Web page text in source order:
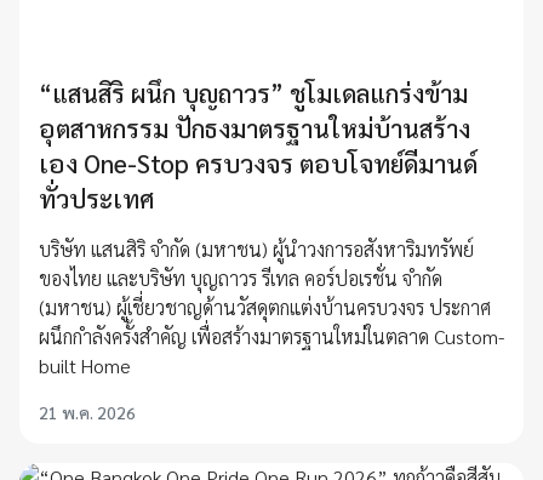
“แสนสิริ ผนึก บุญถาวร” ชูโมเดลแกร่งข้าม
อุตสาหกรรม ปักธงมาตรฐานใหม่บ้านสร้าง
เอง One-Stop ครบวงจร ตอบโจทย์ดีมานด์
ทั่วประเทศ
บริษัท แสนสิริ จำกัด (มหาชน) ผู้นำวงการอสังหาริมทรัพย์
ของไทย และบริษัท บุญถาวร รีเทล คอร์ปอเรชั่น จำกัด
(มหาชน) ผู้เชี่ยวชาญด้านวัสดุตกแต่งบ้านครบวงจร ประกาศ
ผนึกกำลังครั้งสำคัญ เพื่อสร้างมาตรฐานใหม่ในตลาด Custom-
built Home
21 พ.ค. 2026